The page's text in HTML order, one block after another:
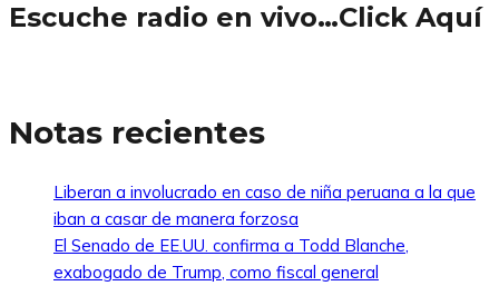
Escuche radio en vivo…Click Aquí
Notas recientes
Liberan a involucrado en caso de niña peruana a la que
iban a casar de manera forzosa
El Senado de EE.UU. confirma a Todd Blanche,
exabogado de Trump, como fiscal general